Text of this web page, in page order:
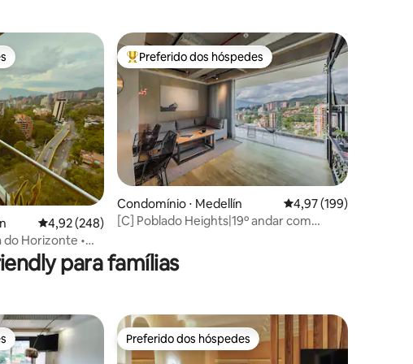
avaliações
4,92 de uma avaliação média de 5, 248 avaliações
4,92 (248)
Horizonte •
Entre os melhores preferidos dos hóspedes
Preferido dos hóspedes
Condomínio ⋅ Medellín 4,97 de uma avaliação
4,97 (199)
[C] Poblado Heights|19º andar com
para famílias
Preferido dos hóspedes
Preferido dos hóspedes